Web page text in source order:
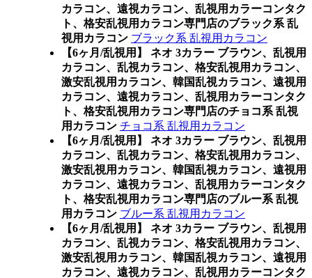
カラコン、遠視カラコン、乱視用カラーコンタク
ト、格安乱視用カラコン専門店のブラック系 乱
視用カラコン ブラック系 乱視用カラコン
【6ヶ月/乱視用】 ネオ 3カラー ブラウン、乱視用
カラコン、乱視カラコン、格安乱視用カラコン、
激安乱視用カラコン、韓国乱視カラコン、遠視用
カラコン、遠視カラコン、乱視用カラーコンタク
ト、格安乱視用カラコン専門店のチョコ系 乱視
用カラコン チョコ系 乱視用カラコン
【6ヶ月/乱視用】 ネオ 3カラー ブラウン、乱視用
カラコン、乱視カラコン、格安乱視用カラコン、
激安乱視用カラコン、韓国乱視カラコン、遠視用
カラコン、遠視カラコン、乱視用カラーコンタク
ト、格安乱視用カラコン専門店のブルー系 乱視
用カラコン ブルー系 乱視用カラコン
【6ヶ月/乱視用】 ネオ 3カラー ブラウン、乱視用
カラコン、乱視カラコン、格安乱視用カラコン、
激安乱視用カラコン、韓国乱視カラコン、遠視用
カラコン、遠視カラコン、乱視用カラーコンタク